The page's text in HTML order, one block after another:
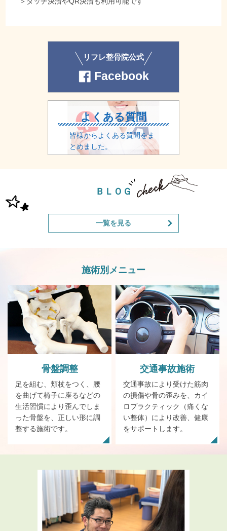
リフレ整骨院公式
Facebook
よくある質問
皆様からよくある質問をま
とめました。
ＢＬＯＧ
一覧を見る
施術別メニュー
骨盤調整
足を組む、頬杖をつく、腰
を曲げて椅子に座るなどの
生活習慣により歪んでしま
った骨盤を、正しい形に調
整する施術です。
交通事故施術
交通事故により受けた筋肉
の損傷や骨の歪みを、カイ
ロプラクティック（痛くな
い整体）により改善、健康
をサポートします。